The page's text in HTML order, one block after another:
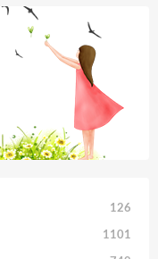
126
1101